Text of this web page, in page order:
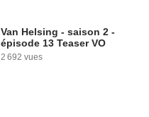
Van Helsing - saison 2 -
épisode 13 Teaser VO
2 692 vues